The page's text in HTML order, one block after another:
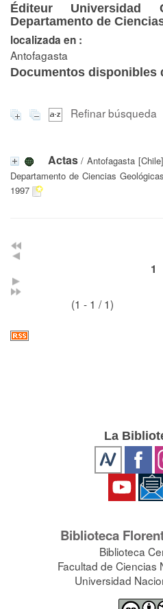
Éditeur Universidad
Departamento de
localizada en :
Antofagasta
Documentos disponibles
Refinar búsqueda
Actas/ Antofagasta
Departamento de Ciencias
1997
1
(1 - 1 / 1)
La
Biblioteca
Biblioteca
Facultad de Ciencias
Universidad